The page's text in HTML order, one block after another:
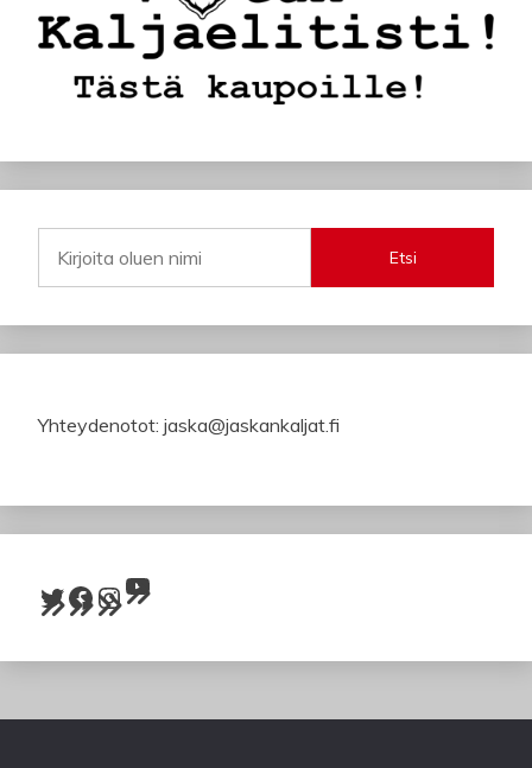
Etsi
Yhteydenotot: jaska@jaskankaljat.fi
Twitter Facebook InstagramYouTube